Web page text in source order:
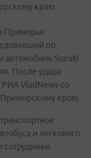
краю
Приморья
по
автомобиль Suzuki
После удара
РИА VladNews со
краю.
и легкового
сотрудники